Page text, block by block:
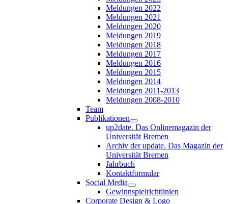
Meldungen 2022
Meldungen 2021
Meldungen 2020
Meldungen 2019
Meldungen 2018
Meldungen 2017
Meldungen 2016
Meldungen 2015
Meldungen 2014
Meldungen 2011-2013
Meldungen 2008-2010
Team
Publikationen
up2date. Das Onlinemagazin der
Universität Bremen
Archiv der update. Das Magazin der
Universität Bremen
Jahrbuch
Kontaktformular
Social Media
Gewinnspielrichtlinien
Corporate Design & Logo